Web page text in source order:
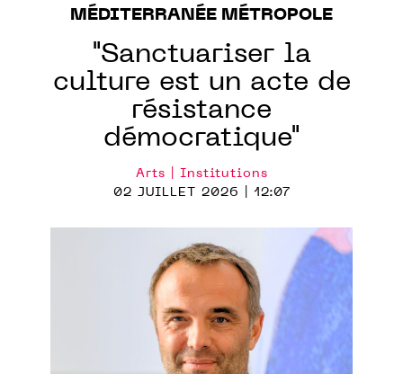
MÉDITERRANÉE MÉTROPOLE
"Sanctuariser la
culture est un acte de
résistance
démocratique"
Arts | Institutions
02 JUILLET 2026 | 12:07